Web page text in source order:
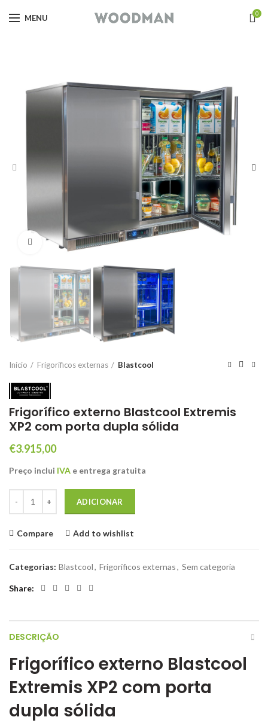
MENU 0
Click to enlarge
Início Frigoríficos externas Blastcool
Frigorífico externo Blastcool Extremis
XP2 com porta dupla sólida
€3.915,00
Preço inclui IVA e entrega gratuita
ADICIONAR
Compare Add to wishlist
Categorias: Blastcool, Frigoríficos externas, Sem categoria
Share
DESCRIÇÃO
Frigorífico externo Blastcool
Extremis XP2 com porta
dupla sólida